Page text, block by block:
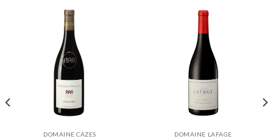
DOMAINE CAZES DOMAINE LAFAGE